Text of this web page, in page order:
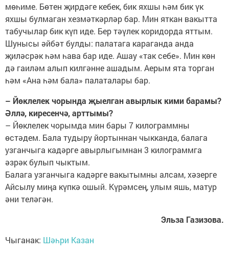
мөһиме. Бөтен җирдәге кебек, бик яхшы һәм бик үк
яхшы булмаган хезмәткәрләр бар. Мин яткан вакытта
табучылар бик күп иде. Бер тәүлек коридорда яттым.
Шунысы әйбәт булды: палатага караганда анда
җиләсрәк һәм һава бар иде. Ашау «так себе». Мин көн
дә гаиләм алып килгәнне ашадым. Аерым ята торган
һәм «Ана һәм бала» палаталары бар.
– Йөклелек чорында җыелган авырлык кими барамы?
Әллә, киресенчә, арттымы?
– Йөклелек чорымда мин бары 7 килограммны
өстәдем. Бала тудыру йортыннан чыкканда, балага
узганчыга кадәрге авырлыгымнан 3 килограммга
әзрәк булып чыктым.
Балага узганчыга кадәрге вакытымны алсам, хәзерге
Айсылу миңа күпкә ошый. Күрәмсең, улым яшь, матур
әни теләгән.
Эльза Газизова.
Чыганак: Шәһри Казан